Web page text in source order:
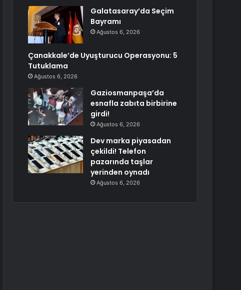
Galatasaray’da Seçim
Bayramı
Ağustos 6, 2026
Çanakkale’de Uyuşturucu Operasyonu: 5
Tutuklama
Ağustos 6, 2026
Gaziosmanpaşa’da
esnafla zabıta birbirine
girdi!
Ağustos 6, 2026
Dev marka piyasadan
çekildi! Telefon
pazarında taşlar
yerinden oynadı
Ağustos 6, 2026